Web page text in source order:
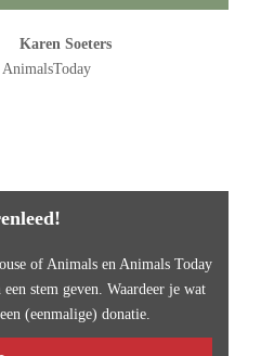
Karen Soeters
AnimalsToday
of Animals en Animals Today
stem geven. Waardeer je wat
(eenmalige) donatie.